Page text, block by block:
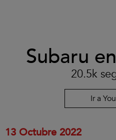
Subaru
20.5k
Ir a
aceptar
13 Octubre 2022